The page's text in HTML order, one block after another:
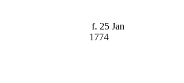
f. 25 Jan
1774